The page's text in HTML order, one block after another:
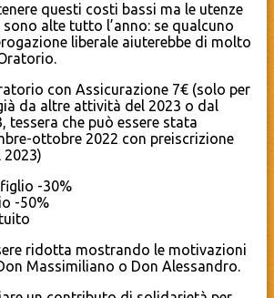
questi costi bassi ma le utenze
sono alte tutto l’anno: se qualcuno
liberale aiuterebbe di molto
con Assicurazione 7€ (solo per
da altre attività del 2023 o dal
tessera che può essere stata
ottobre 2022 con preiscrizione
-30%
-50%
ridotta mostrando le motivazioni
Massimiliano o Don Alessandro.